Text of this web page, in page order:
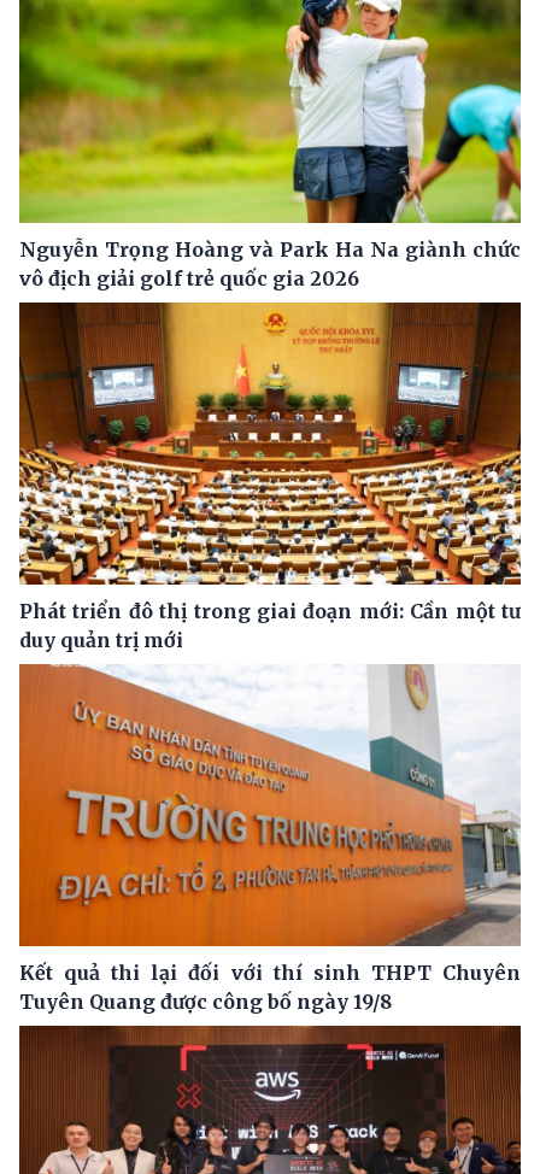
Nguyễn Trọng Hoàng và Park Ha Na giành chức
vô địch giải golf trẻ quốc gia 2026
Phát triển đô thị trong giai đoạn mới: Cần một tư
duy quản trị mới
Kết quả thi lại đối với thí sinh THPT Chuyên
Tuyên Quang được công bố ngày 19/8